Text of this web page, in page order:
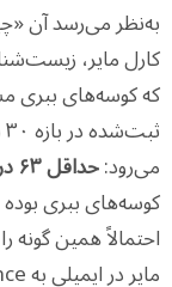
به‌نظر می‌رسد آن
کارل مایر،
که کوسه‌های ببری
می‌رود:حداقل ۶۳ درصد
کوسه‌های ببری
احتمالاً همین